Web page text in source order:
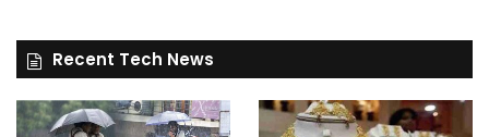
Recent Tech News